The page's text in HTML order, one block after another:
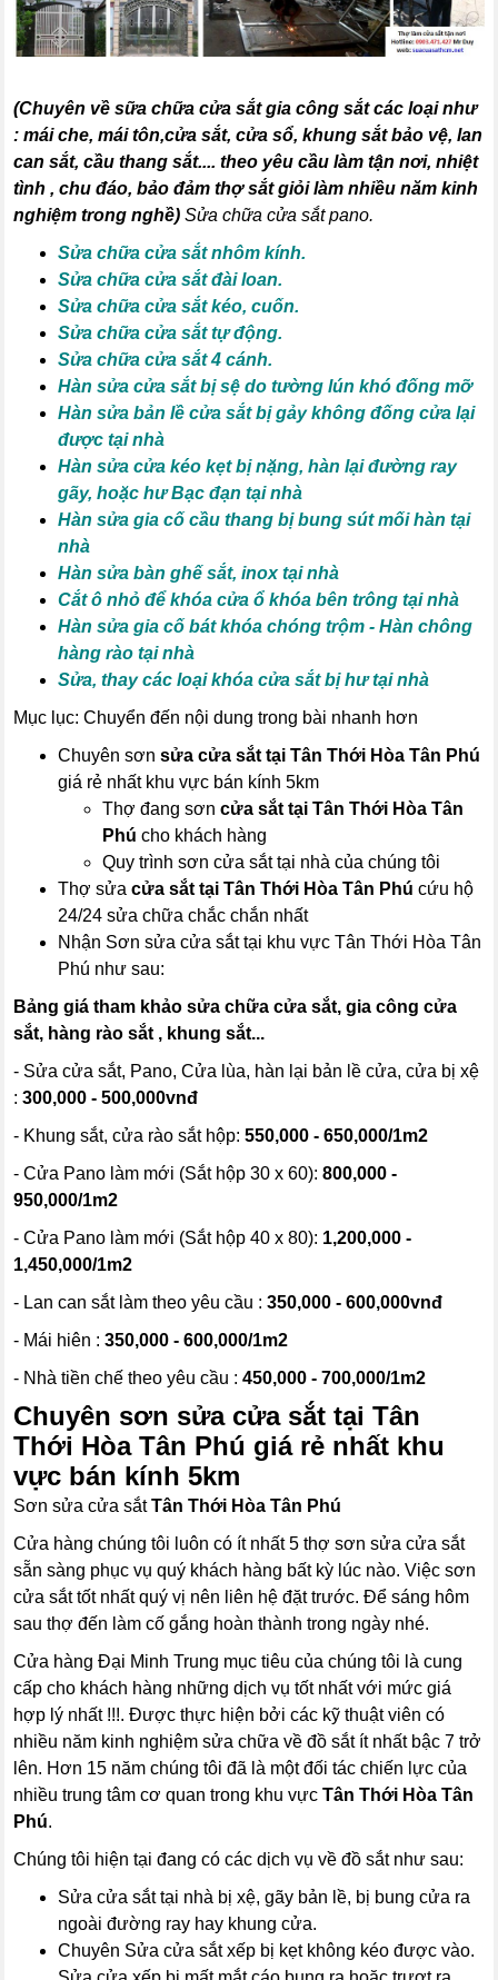
(Chuyên về sữa chữa cửa sắt gia công sắt các loại như
: mái che, mái tôn,cửa sắt, cửa sổ, khung sắt bảo vệ, lan
can sắt, cầu thang sắt.... theo yêu cầu làm tận nơi, nhiệt
tình , chu đáo, bảo đảm thợ sắt giỏi làm nhiều năm kinh
nghiệm trong nghề)Sửa chữa cửa sắt pano.
Sửa chữa cửa sắt nhôm kính.
Sửa chữa cửa sắt đài loan.
Sửa chữa cửa sắt kéo, cuốn.
Sửa chữa cửa sắt tự động.
Sửa chữa cửa sắt 4 cánh.
Hàn sửa cửa sắt bị sệ do tường lún khó đống mỡ
Hàn sửa bản lề cửa sắt bị gảy không đống cửa lại
được tại nhà
Hàn sửa cửa kéo kẹt bị nặng, hàn lại đường ray
gãy, hoặc hư Bạc đạn tại nhà
Hàn sửa gia cố cầu thang bị bung sút mối hàn tại
nhà
Hàn sửa bàn ghế sắt, inox tại nhà
Cắt ô nhỏ để khóa cửa ổ khóa bên trông tại nhà
Hàn sửa gia cố bát khóa chóng trộm - Hàn chông
hàng rào tại nhà
Sửa, thay các loại khóa cửa sắt bị hư tại nhà
Mục lục: Chuyển đến nội dung trong bài nhanh hơn
Chuyên sơnsửa cửa sắt tại Tân Thới Hòa Tân Phú
giá rẻ nhất khu vực bán kính 5km
Thợ đang sơncửa sắt tại Tân Thới Hòa Tân
Phú cho khách hàng
Quy trình sơn cửa sắt tại nhà của chúng tôi
Thợ sửacửa sắt tại Tân Thới Hòa Tân Phú cứu hộ
24/24 sửa chữa chắc chắn nhất
Nhận Sơn sửa cửa sắt tại khu vực Tân Thới Hòa Tân
Phú như sau:
Bảng giá tham khảo sửa chữa cửa sắt, gia công cửa
sắt, hàng rào sắt , khung sắt...
- Sửa cửa sắt, Pano, Cửa lùa, hàn lại bản lề cửa, cửa bị xệ
:300,000 - 500,000vnđ
- Khung sắt, cửa rào sắt hộp:550,000 - 650,000/1m2
- Cửa Pano làm mới (Sắt hộp 30 x 60): 800,000 -
950,000/1m2
- Cửa Pano làm mới (Sắt hộp 40 x 80): 1,200,000 -
1,450,000/1m2
- Lan can sắt làm theo yêu cầu :350,000 - 600,000vnđ
- Mái hiên :350,000 - 600,000/1m2
- Nhà tiền chế theo yêu cầu :450,000 - 700,000/1m2
Chuyên sơn sửa cửa sắt tại Tân
Thới Hòa Tân Phú giá rẻ nhất khu
vực bán kính 5km
Sơn sửa cửa sắtTân Thới Hòa Tân Phú
Cửa hàng chúng tôi luôn có ít nhất 5 thợ sơn sửa cửa sắt
sẵn sàng phục vụ quý khách hàng bất kỳ lúc nào. Việc sơn
cửa sắt tốt nhất quý vị nên liên hệ đặt trước. Để sáng hôm
sau thợ đến làm cố gắng hoàn thành trong ngày nhé.
Cửa hàng Đại Minh Trung mục tiêu của chúng tôi là cung
cấp cho khách hàng những dịch vụ tốt nhất với mức giá
hợp lý nhất !!!. Được thực hiện bởi các kỹ thuật viên có
nhiều năm kinh nghiệm sửa chữa về đồ sắt ít nhất bậc 7 trở
lên. Hơn 15 năm chúng tôi đã là một đối tác chiến lực của
nhiều trung tâm cơ quan trong khu vựcTân Thới Hòa Tân
Phú.
Chúng tôi hiện tại đang có các dịch vụ về đồ sắt như sau:
Sửa cửa sắt tại nhà bị xệ, gãy bản lề, bị bung cửa ra
ngoài đường ray hay khung cửa.
Chuyên Sửa cửa sắt xếp bị kẹt không kéo được vào.